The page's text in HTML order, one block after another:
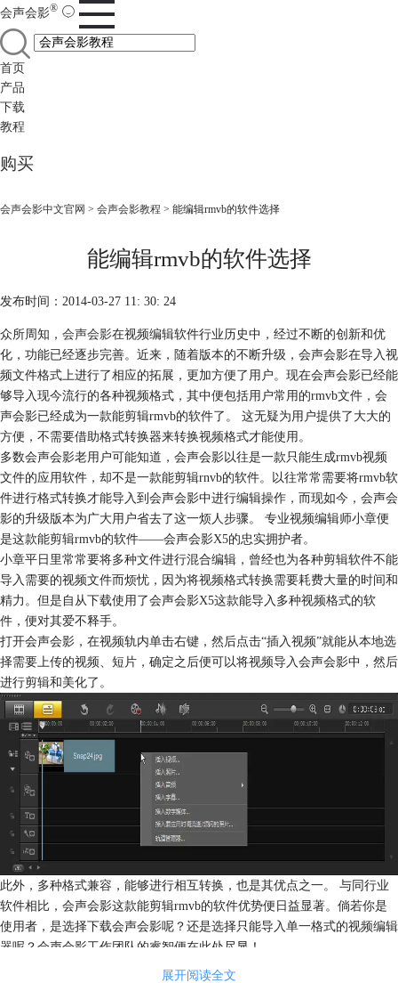
会声会影®
首页
产品
下载
教程
购买
会声会影中文官网 > 会声会影教程 > 能编辑rmvb的软件选择
能编辑rmvb的软件选择
发布时间：2014-03-27 11: 30: 24
众所周知， 会声会影在视频编辑软件行业历史中，经过不断的创新和优
化，功能已经逐步完善。近来，随着版本的不断升级，会声会影在导入视
频文件格式上进行了相应的拓展，更加方便了用户。现在会声会影已经能
够导入现今流行的各种视频格式，其中便包括用户常用的rmvb文件，会
声会影已经成为一款能剪辑rmvb的软件了。 这无疑为用户提供了大大的
方便，不需要借助格式转换器来转换视频格式才能使用。
多数会声会影老用户可能知道，会声会影以往是一款只能生成rmvb视频
文件的应用软件，却不是一款能剪辑rnvb的软件。以往常常需要将rmvb软
件进行格式转换才能导入到会声会影中进行编辑操作，而现如今，会声会
影的升级版本为广大用户省去了这一烦人步骤。 专业视频编辑师小章便
是这款能剪辑rmvb的软件——会声会影X5的忠实拥护者。
小章平日里常常要将多种文件进行混合编辑，曾经也为各种剪辑软件不能
导入需要的视频文件而烦忧，因为将视频格式转换需要耗费大量的时间和
精力。但是自从下载使用了会声会影X5这款能导入多种视频格式的软
件，便对其爱不释手。
打开会声会影，在视频轨内单击右键，然后点击“插入视频”就能从本地选
择需要上传的视频、短片，确定之后便可以将视频导入会声会影中，然后
进行剪辑和美化了。
此外，多种格式兼容，能够进行相互转换，也是其优点之一。 与同行业
软件相比，会声会影这款能剪辑rmvb的软件优势便日益显著。倘若你是
使用者，是选择下载会声会影呢？还是选择只能导入单一格式的视频编辑
器呢？会声会影工作团队的睿智便在此处尽显！
展开阅读全文